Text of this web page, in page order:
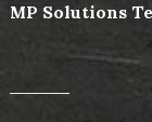
MP Solutions